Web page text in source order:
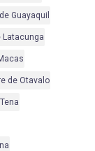
Guayaquil
Latacunga
de Otavalo